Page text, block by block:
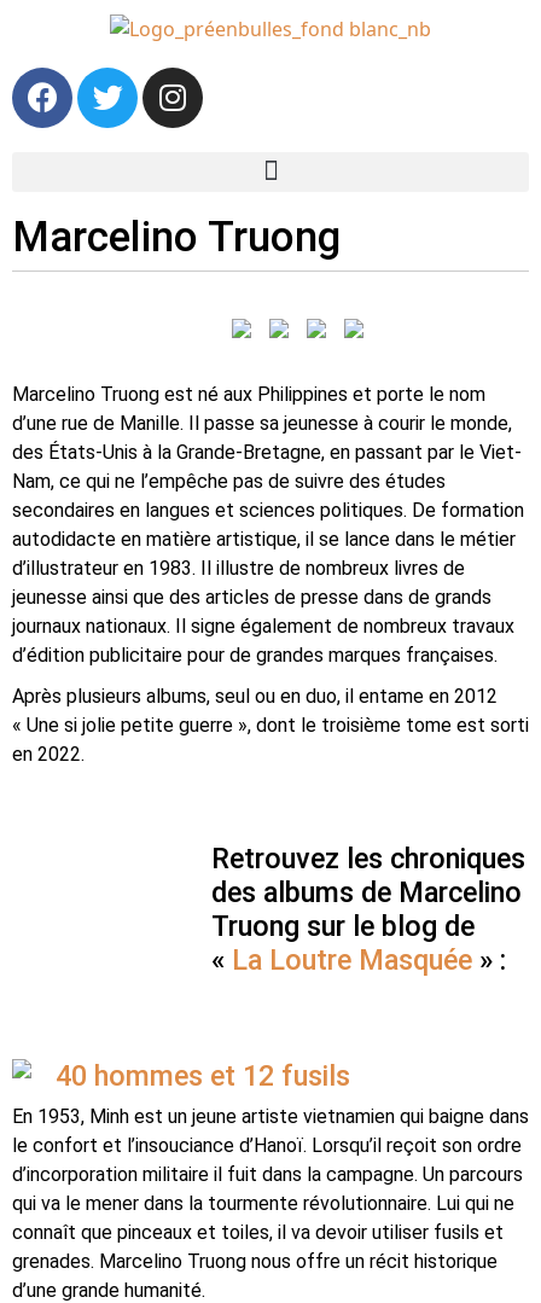
Marcelino Truong
Marcelino Truong est né aux Philippines et porte le nom
d’une rue de Manille. Il passe sa jeunesse à courir le monde,
des États-Unis à la Grande-Bretagne, en passant par le Viet-
Nam, ce qui ne l’empêche pas de suivre des études
secondaires en langues et sciences politiques. De formation
autodidacte en matière artistique, il se lance dans le métier
d’illustrateur en 1983. Il illustre de nombreux livres de
jeunesse ainsi que des articles de presse dans de grands
journaux nationaux. Il signe également de nombreux travaux
d’édition publicitaire pour de grandes marques françaises.
Après plusieurs albums, seul ou en duo, il entame en 2012
« Une si jolie petite guerre », dont le troisième tome est sorti
en 2022.
Retrouvez les chroniques
des albums de Marcelino
Truong sur le blog de
« La Loutre Masquée » :
40 hommes et 12 fusils
En 1953, Minh est un jeune artiste vietnamien qui baigne dans
le confort et l’insouciance d’Hanoï. Lorsqu’il reçoit son ordre
d’incorporation militaire il fuit dans la campagne. Un parcours
qui va le mener dans la tourmente révolutionnaire. Lui qui ne
connaît que pinceaux et toiles, il va devoir utiliser fusils et
grenades. Marcelino Truong nous offre un récit historique
d’une grande humanité.